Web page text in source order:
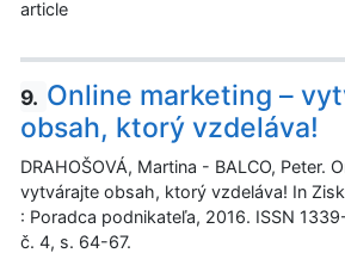
article
9. Online marketing –
obsah, ktorý vzdeláva!
DRAHOŠOVÁ, Martina - BALCO, Peter.
vytvárajte obsah, ktorý vzdeláva! In
: Poradca podnikateľa, 2016. ISSN
č. 4, s. 64-67.